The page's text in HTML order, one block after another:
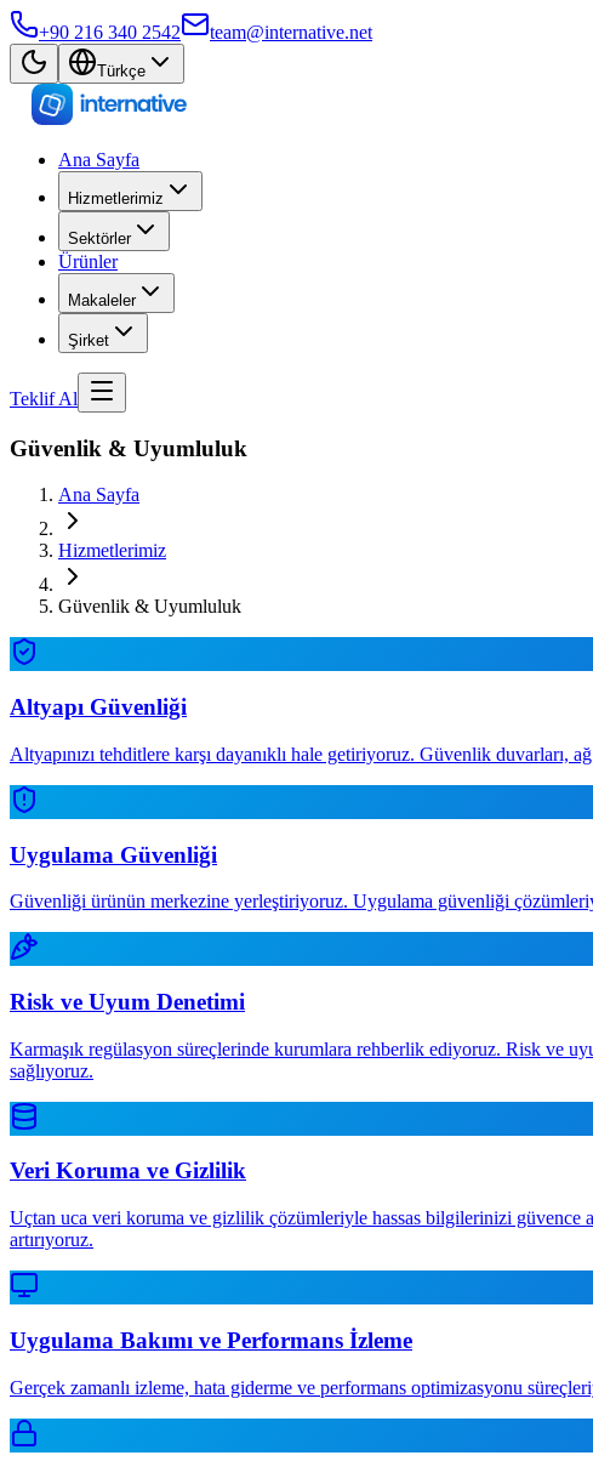
+90 216 340 2542 team@internative.net
Türkçe
Ana Sayfa
Hizmetlerimiz
Sektörler
Ürünler
Makaleler
Şirket
Teklif Al
Güvenlik & Uyumluluk
Ana Sayfa
Hizmetlerimiz
Güvenlik & Uyumluluk
Altyapı Güvenliği
Altyapınızı tehditlere karşı dayanıklı hale getiriyoruz. Güvenlik
Uygulama Güvenliği
Güvenliği ürünün merkezine yerleştiriyoruz. Uygulama güvenliği
Risk ve Uyum Denetimi
Karmaşık regülasyon süreçlerinde kurumlara rehberlik ediyoruz. Risk ve
sağlıyoruz.
Veri Koruma ve Gizlilik
Uçtan uca veri koruma ve gizlilik çözümleriyle hassas bilgilerinizi güvence
artırıyoruz.
Uygulama Bakımı ve Performans İzleme
Gerçek zamanlı izleme, hata giderme ve performans optimizasyonu